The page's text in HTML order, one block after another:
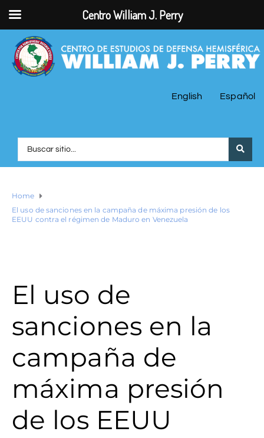
English Español
Home
El uso de sanciones en la campaña de máxima presión de los
EEUU contra el régimen de Maduro en Venezuela
El uso de
sanciones en la
campaña de
máxima presión
de los EEUU
Centro William J. Perry